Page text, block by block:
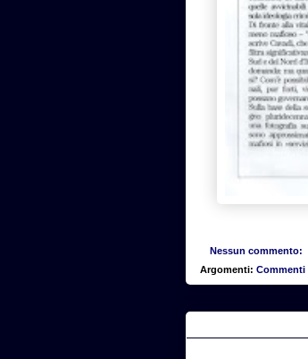
Nessun commento:
Argomenti: Commenti